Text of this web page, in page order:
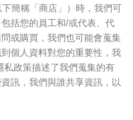
簡稱「商店」）時，我們可
括您的員工和/或代表、代
或購買，我們也可能會蒐集
個人資料對您的重要性，我
政策描述了我們蒐集的有
訊，我們與誰共享資訊，以